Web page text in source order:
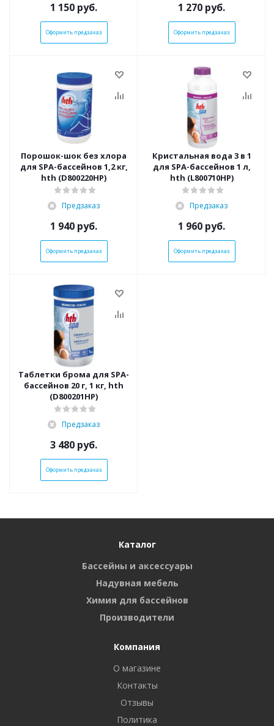
1 150 руб.
Оформить предзаказ
1 270 руб.
Оформить предзаказ
Порошок-шок без хлора
для SPA-бассейнов 1,2 кг,
hth (D800220HP)
Предзаказ
1 940 руб.
Оформить предзаказ
Кристальная вода 3 в 1
для SPA-бассейнов 1 л,
hth (L800710HP)
Предзаказ
1 960 руб.
Оформить предзаказ
Таблетки брома для SPA-
бассейнов 20 г, 1 кг, hth
(D800201HP)
Предзаказ
3 480 руб.
Оформить предзаказ
Каталог
Бассейны и аксессуары
Надувная мебель
Химия для бассейнов
Производители
Компания
О магазине
Контакты
Отзывы
Политика